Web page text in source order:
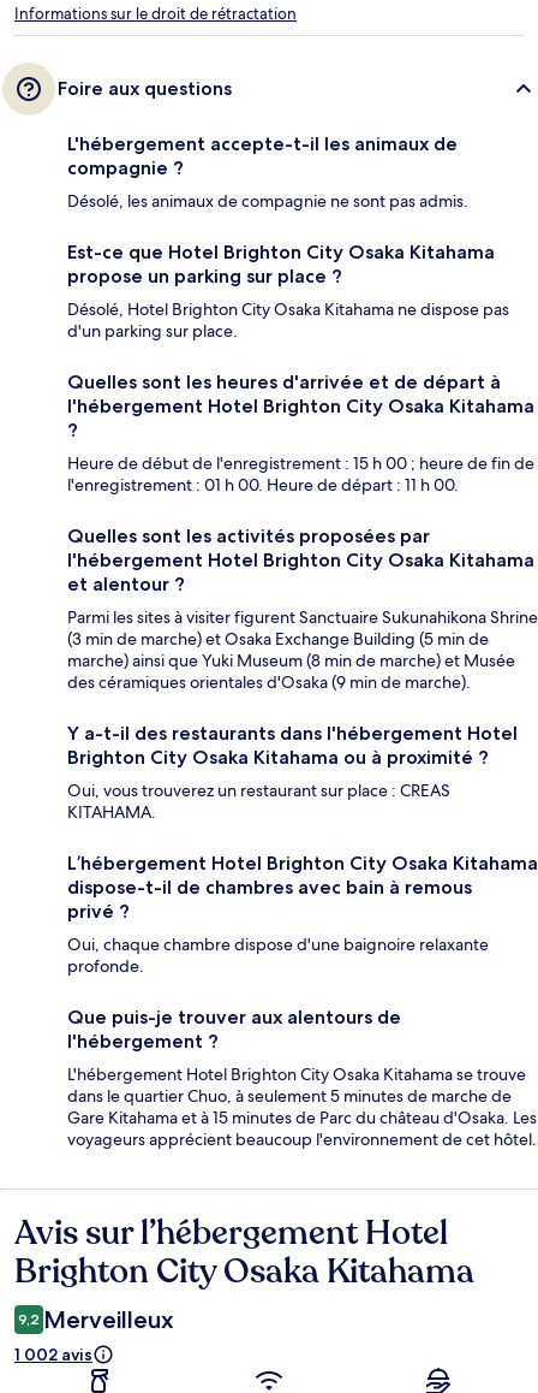
Informations sur le droit de rétractation
Foire aux questions
L'hébergement accepte-t-il les animaux de
compagnie ?
Désolé, les animaux de compagnie ne sont pas admis.
Est-ce que Hotel Brighton City Osaka Kitahama
propose un parking sur place ?
Désolé, Hotel Brighton City Osaka Kitahama ne dispose pas
d'un parking sur place.
Quelles sont les heures d'arrivée et de départ à
l'hébergement Hotel Brighton City Osaka Kitahama
?
Heure de début de l'enregistrement : 15 h 00 ; heure de fin de
l'enregistrement : 01 h 00. Heure de départ : 11 h 00.
Quelles sont les activités proposées par
l'hébergement Hotel Brighton City Osaka Kitahama
et alentour ?
Parmi les sites à visiter figurent Sanctuaire Sukunahikona Shrine
(3 min de marche) et Osaka Exchange Building (5 min de
marche) ainsi que Yuki Museum (8 min de marche) et Musée
des céramiques orientales d'Osaka (9 min de marche).
Y a-t-il des restaurants dans l'hébergement Hotel
Brighton City Osaka Kitahama ou à proximité ?
Oui, vous trouverez un restaurant sur place : CREAS
KITAHAMA.
L’hébergement Hotel Brighton City Osaka Kitahama
dispose-t-il de chambres avec bain à remous
privé ?
Oui, chaque chambre dispose d'une baignoire relaxante
profonde.
Que puis-je trouver aux alentours de
l'hébergement ?
L'hébergement Hotel Brighton City Osaka Kitahama se trouve
dans le quartier Chuo, à seulement 5 minutes de marche de
Gare Kitahama et à 15 minutes de Parc du château d'Osaka. Les
voyageurs apprécient beaucoup l'environnement de cet hôtel.
Avis
Avis sur l’hébergement Hotel
Brighton City Osaka Kitahama
9,2 Merveilleux
1 002 avis